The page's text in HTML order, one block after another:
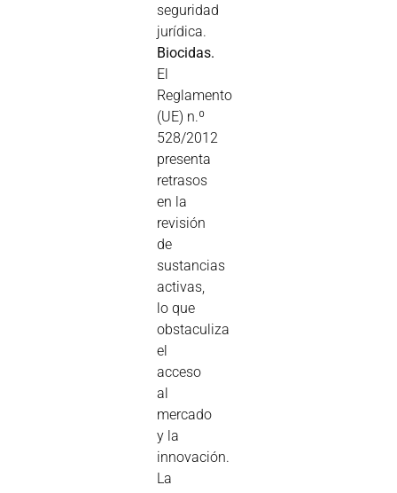
seguridad
jurídica.
Biocidas.
El
Reglamento
(UE) n.º
528/2012
presenta
retrasos
en la
revisión
de
sustancias
activas,
lo que
obstaculiza
el
acceso
al
mercado
y la
innovación.
La